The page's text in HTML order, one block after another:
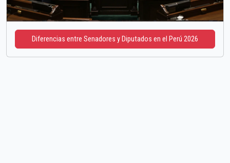
Diferencias entre Senadores y Diputados en el Perú 2026